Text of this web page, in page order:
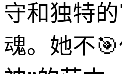
守和独特
魂。她不